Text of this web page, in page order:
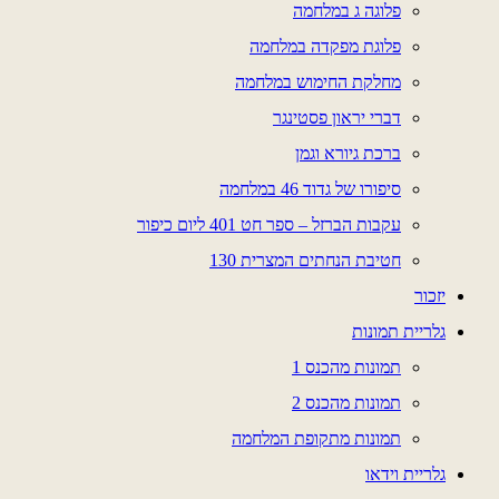
פלוגה ג במלחמה
פלוגת מפקדה במלחמה
מחלקת החימוש במלחמה
דברי יראון פסטינגר
ברכת גיורא וגמן
סיפורו של גדוד 46 במלחמה
עקבות הברזל – ספר חט 401 ליום כיפור
חטיבת הנחתים המצרית 130
יזכור
גלריית תמונות
תמונות מהכנס 1
תמונות מהכנס 2
תמונות מתקופת המלחמה
גלריית וידאו